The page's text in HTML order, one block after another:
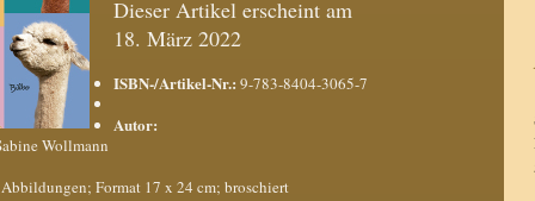
Dieser Artikel erscheint am
18. März 2022
ISBN-/Artikel-Nr.: 9-783-8404-3065-7
Autor:
Wollmann
Format 17 x 24 cm; broschiert